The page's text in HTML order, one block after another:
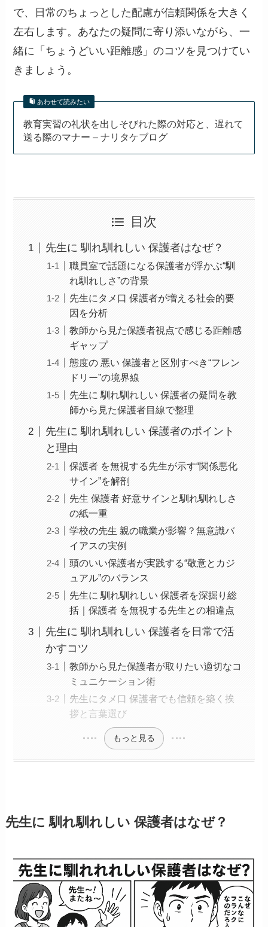
で、日常のちょっとした配慮が信頼関係を大きく
左右します。あなたの疑問に寄り添いながら、一
緒に「ちょうどいい距離感」のコツを見つけてい
きましょう。
あわせて読みたい
教育実習の礼状を出しそびれた際の対応と、遅れて
送る際のマナー – ナリタケブログ
目次
先生に 馴れ馴れしい 保護者はなぜ？
職員室で話題になる保護者が浮かぶ“馴
れ馴れしさ”の背景
先生にタメ口 保護者が増える社会的要
因を分析
教師から見た保護者視点で感じる距離感
ギャップ
態度の 悪い 保護者と区別すべき“フレン
ドリー”の境界線
先生に 馴れ馴れしい 保護者の疑問を教
師から見た保護者目線で整理
先生に 馴れ馴れしい 保護者のポイント
と理由
保護者 を無視する先生が示す“関係悪化
サイン”を解剖
先生 保護者 好意サインと馴れ馴れしさ
の紙一重
学校の先生 親の職業が影響？無意識バ
イアスの実例
頭のいい保護者が実践する“敬意とカジ
ュアル”のバランス
先生に 馴れ馴れしい 保護者を深掘り総
括｜保護者 を無視する先生との相違点
先生に 馴れ馴れしい 保護者を日常で活
かすコツ
教師から見た保護者が取りたい適切なコ
ミュニケーション術
先生にタメ口 保護者でも信頼を築く挨
拶と言葉選び
もっと見る
先生に 馴れ馴れしい 保護者はなぜ？